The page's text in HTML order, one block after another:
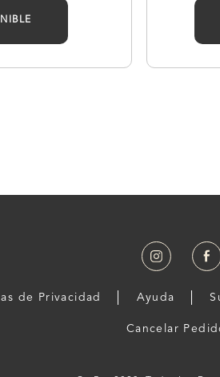
de Privacidad Ayuda
Cancelar